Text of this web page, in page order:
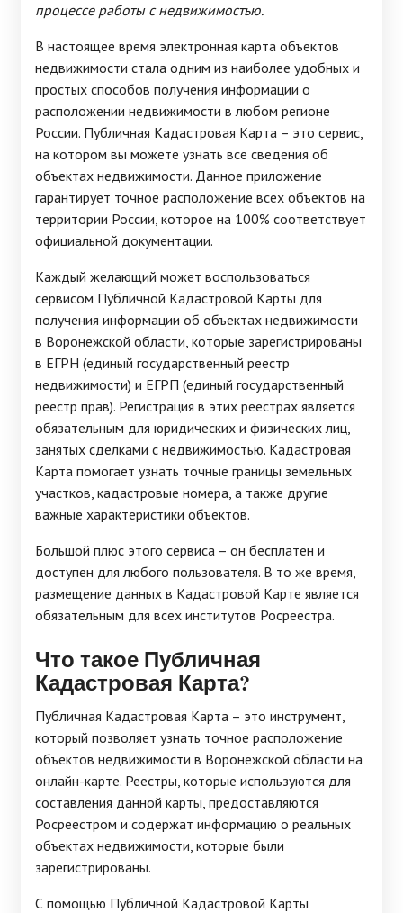
процессе работы с недвижимостью.
В настоящее время электронная карта объектов
недвижимости стала одним из наиболее удобных и
простых способов получения информации о
расположении недвижимости в любом регионе
России. Публичная Кадастровая Карта – это сервис,
на котором вы можете узнать все сведения об
объектах недвижимости. Данное приложение
гарантирует точное расположение всех объектов на
территории России, которое на 100% соответствует
официальной документации.
Каждый желающий может воспользоваться
сервисом Публичной Кадастровой Карты для
получения информации об объектах недвижимости
в Воронежской области, которые зарегистрированы
в ЕГРН (единый государственный реестр
недвижимости) и ЕГРП (единый государственный
реестр прав). Регистрация в этих реестрах является
обязательным для юридических и физических лиц,
занятых сделками с недвижимостью. Кадастровая
Карта помогает узнать точные границы земельных
участков, кадастровые номера, а также другие
важные характеристики объектов.
Большой плюс этого сервиса – он бесплатен и
доступен для любого пользователя. В то же время,
размещение данных в Кадастровой Карте является
обязательным для всех институтов Росреестра.
Что такое Публичная
Кадастровая Карта?
Публичная Кадастровая Карта – это инструмент,
который позволяет узнать точное расположение
объектов недвижимости в Воронежской области на
онлайн-карте. Реестры, которые используются для
составления данной карты, предоставляются
Росреестром и содержат информацию о реальных
объектах недвижимости, которые были
зарегистрированы.
С помощью Публичной Кадастровой Карты